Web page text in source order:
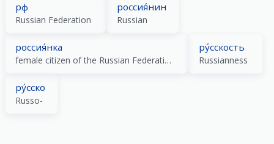
рф
Russian Federation
россия́нин
Russian
россия́нка
female citizen of the Russian Federation
ру́сскость
Russianness
ру́сско
Russo-